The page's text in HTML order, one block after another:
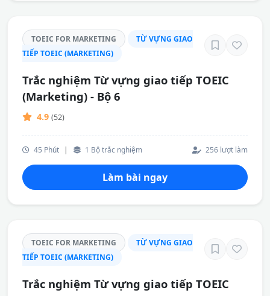
TOEIC FOR MARKETING
TỪ VỰNG GIAO
TIẾP TOEIC (MARKETING)
Trắc nghiệm Từ vựng giao tiếp TOEIC
(Marketing) - Bộ 6
4.9 (52)
45 Phút | 1 Bộ trắc nghiệm 256 lượt làm
Làm bài ngay
TOEIC FOR MARKETING
TỪ VỰNG GIAO
TIẾP TOEIC (MARKETING)
Trắc nghiệm Từ vựng giao tiếp TOEIC